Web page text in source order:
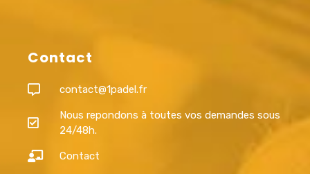
Contact
contact@1padel.fr
Nous repondons à toutes vos demandes sous
24/48h.
Contact